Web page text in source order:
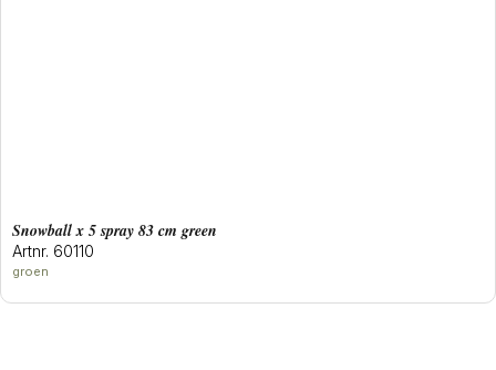
snowball x 5 spray 83 cm green
Artnr. 60110
groen